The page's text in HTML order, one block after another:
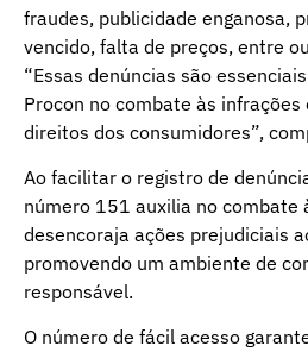
fraudes, publicidade enganosa,
vencido, falta de preços, entre
“Essas denúncias são
Procon no combate às infrações
direitos dos consumidores”,
Ao facilitar o registro de
número 151 auxilia no combate
desencoraja ações prejudiciais
promovendo um ambiente de
responsável.
O número de fácil acesso